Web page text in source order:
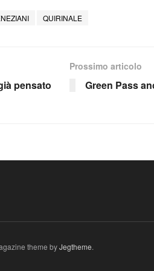
QUIRINALE
pensato
Prossimo articolo
Green Pass
theme byJegtheme.